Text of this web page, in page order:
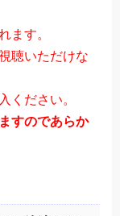
ます。
聴いただけな
ください。
すのであらか